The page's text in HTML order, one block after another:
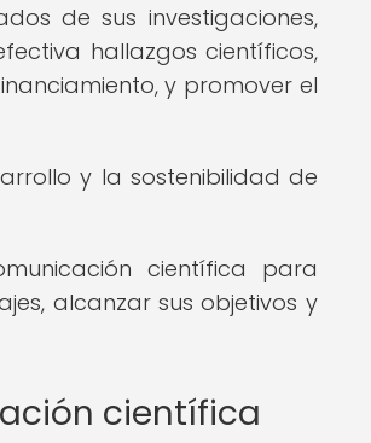
de sus investigaciones,
hallazgos científicos,
y promover el
y la sostenibilidad de
científica para
alcanzar sus objetivos y
científica